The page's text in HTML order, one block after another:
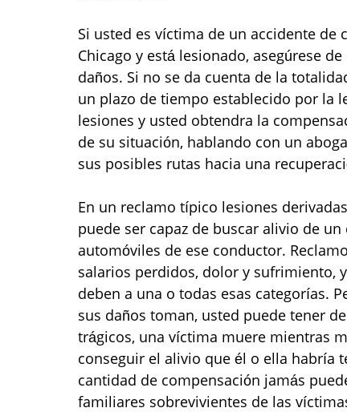
Si usted es víctima de un accidente
Chicago y está lesionado, asegúrese
daños. Si no se da cuenta de la
un plazo de tiempo establecido por la
lesiones y usted obtendra la
de su situación, hablando con un
sus posibles rutas hacia una
En un reclamo típico lesiones
puede ser capaz de buscar alivio de
automóviles de ese conductor.
salarios perdidos, dolor y sufrimiento,
deben a una o todas esas categorías.
sus daños toman, usted puede tener
trágicos, una víctima muere mientras
conseguir el alivio que él o ella habría
cantidad de compensación jamás
familiares sobrevivientes de las